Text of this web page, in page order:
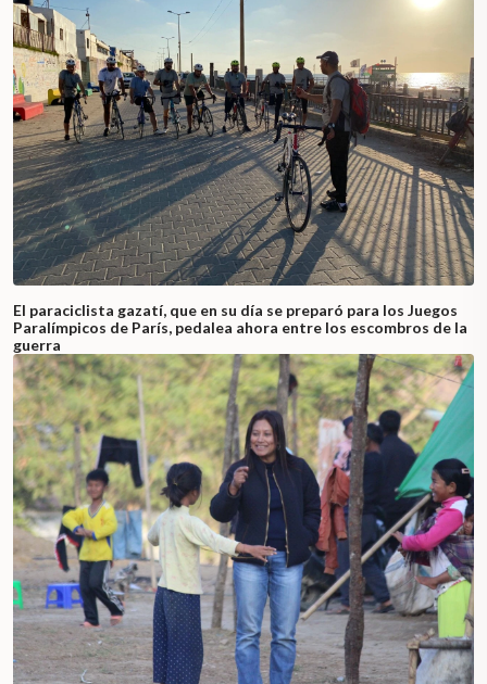
El paraciclista gazatí, que en su día se preparó para los Juegos
Paralímpicos de París, pedalea ahora entre los escombros de la
guerra